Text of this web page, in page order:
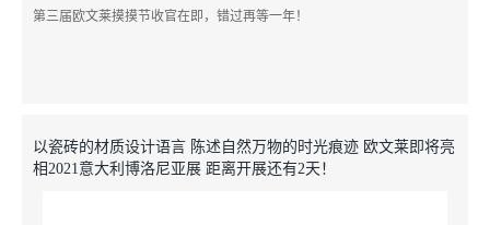
第三届欧文莱摸摸节收官在即，错过再等一年！
以瓷砖的材质设计语言 陈述自然万物的时光痕迹 欧文莱即将亮
相2021意大利博洛尼亚展 距离开展还有2天！